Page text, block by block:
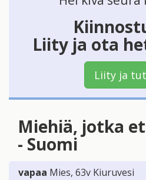
Liity ja ota
Liity ja
Miehiä, jotka
- Suomi
vapaa Mies, 63v Kiuruvesi